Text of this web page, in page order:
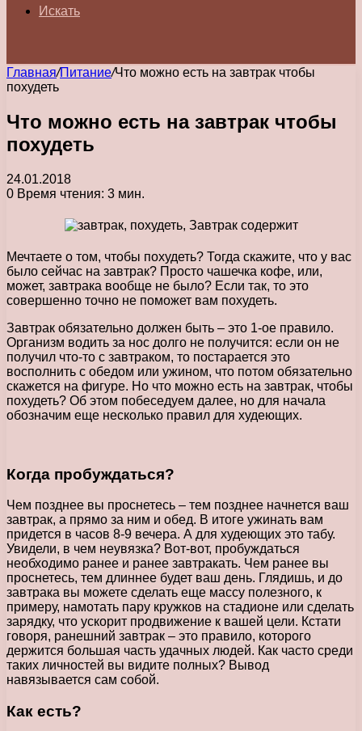
Искать
Главная/Питание/Что можно есть на завтрак чтобы
похудеть
Что можно есть на завтрак чтобы
похудеть
24.01.2018
0 Время чтения: 3 мин.
Мечтаете о том, чтобы похудеть? Тогда скажите, что у вас
было сейчас на завтрак? Просто чашечка кофе, или,
может, завтрака вообще не было? Если так, то это
совершенно точно не поможет вам похудеть.
Завтрак обязательно должен быть – это 1-ое правило.
Организм водить за нос долго не получится: если он не
получил что-то с завтраком, то постарается это
восполнить с обедом или ужином, что потом обязательно
скажется на фигуре. Но что можно есть на завтрак, чтобы
похудеть? Об этом побеседуем далее, но для начала
обозначим еще несколько правил для худеющих.
Когда пробуждаться?
Чем позднее вы проснетесь – тем позднее начнется ваш
завтрак, а прямо за ним и обед. В итоге ужинать вам
придется в часов 8-9 вечера. А для худеющих это табу.
Увидели, в чем неувязка? Вот-вот, пробуждаться
необходимо ранее и ранее завтракать. Чем ранее вы
проснетесь, тем длиннее будет ваш день. Глядишь, и до
завтрака вы можете сделать еще массу полезного, к
примеру, намотать пару кружков на стадионе или сделать
зарядку, что ускорит продвижение к вашей цели. Кстати
говоря, ранешний завтрак – это правило, которого
держится большая часть удачных людей. Как часто среди
таких личностей вы видите полных? Вывод
навязывается сам собой.
Как есть?